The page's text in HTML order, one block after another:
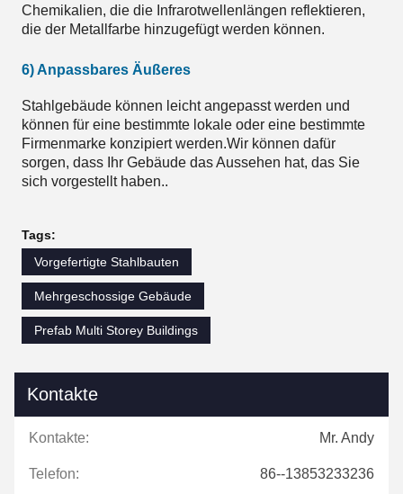
Chemikalien, die die Infrarotwellenlängen reflektieren,
die der Metallfarbe hinzugefügt werden können.
6) Anpassbares Äußeres
Stahlgebäude können leicht angepasst werden und
können für eine bestimmte lokale oder eine bestimmte
Firmenmarke konzipiert werden.Wir können dafür
sorgen, dass Ihr Gebäude das Aussehen hat, das Sie
sich vorgestellt haben..
Tags:
Vorgefertigte Stahlbauten
Mehrgeschossige Gebäude
Prefab Multi Storey Buildings
Kontakte
Kontakte: Mr. Andy
Telefon: 86--13853233236